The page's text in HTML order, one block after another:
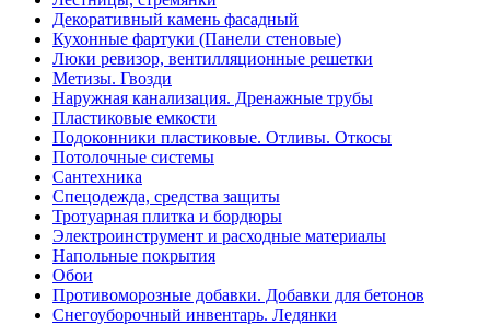
Декоративный камень фасадный
Кухонные фартуки (Панели стеновые)
Люки ревизор, вентилляционные решетки
Метизы. Гвозди
Наружная канализация. Дренажные трубы
Пластиковые емкости
Подоконники пластиковые. Отливы. Откосы
Потолочные системы
Сантехника
Спецодежда, средства защиты
Тротуарная плитка и бордюры
Электроинструмент и расходные материалы
Напольные покрытия
Обои
Противоморозные добавки. Добавки для бетонов
Снегоуборочный инвентарь. Ледянки